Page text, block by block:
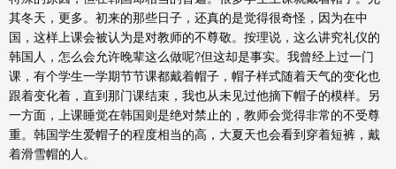
其冬天，更多。初来的那些日子，还真的是觉得很奇怪，因为在中
国，这样上课会被认为是对教师的不尊敬。按理说，这么讲究礼仪的
韩国人，怎么会允许晚辈这么做呢?但这却是事实。我曾经上过一门
课，有个学生一学期节节课都戴着帽子，帽子样式随着天气的变化也
跟着变化着，直到那门课结束，我也从未见过他摘下帽子的模样。另
一方面，上课睡觉在韩国则是绝对禁止的，教师会觉得非常的不受尊
重。韩国学生爱帽子的程度相当的高，大夏天也会看到穿着短裤，戴
着滑雪帽的人。